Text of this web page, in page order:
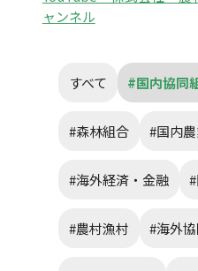
ャンネル
すべて #国内協同
#森林組合 #国内
#海外経済・金融
#農村漁村 #海外